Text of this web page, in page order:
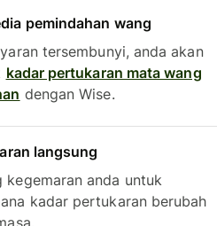
pemindahan wang
tersembunyi, anda akan
kadar pertukaran mata wang
dengan Wise.
langsung
kegemaran anda untuk
kadar pertukaran berubah